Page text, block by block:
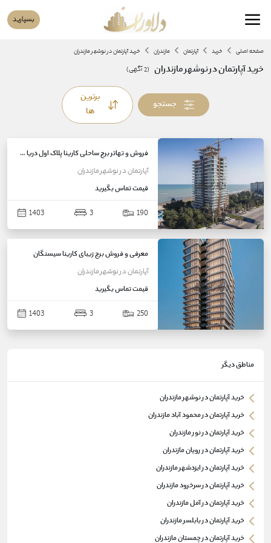
بسپارید
صفحه اصلی خرید آپارتمان مازندران خرید آپارتمان در نوشهر مازندران
خرید آپارتمان در نوشهر مازندران (
2آگهی)
جستجو
برترین
ها
فروش و تهاتر برج ساحلی کارینا پلاک اول دریا ۱۹۰متری در سیسنگان
آپارتماندرنوشهرمازندران
قیمتتماس بگیرید
190
3
1403
معرفی و فروش برج زیبای کارینا سیسنگان
آپارتماندرنوشهرمازندران
قیمتتماس بگیرید
250
3
1403
مناطق دیگر
خرید آپارتمان در نوشهر مازندران
خرید آپارتمان در محمود آباد مازندران
خرید آپارتمان در نور مازندران
خرید آپارتمان در رویان مازندران
خرید آپارتمان در ایزدشهر مازندران
خرید آپارتمان در سرخرود مازندران
خرید آپارتمان در آمل مازندران
خرید آپارتمان در بابلسر مازندران
خرید آپارتمان در چمستان مازندران